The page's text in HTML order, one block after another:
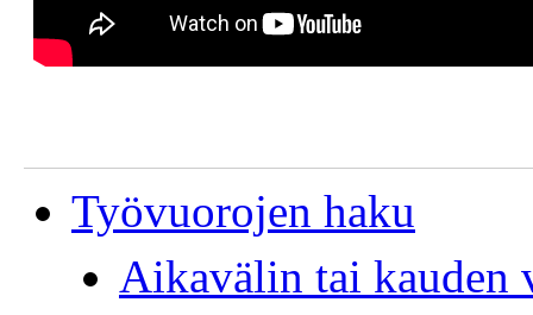
Työvuorojen haku
Aikavälin tai kauden